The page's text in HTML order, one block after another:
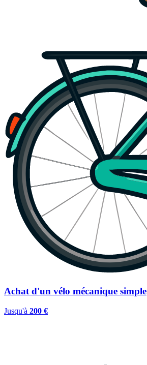
Achat d'un vélo mécanique simple
Jusqu'à 200 €